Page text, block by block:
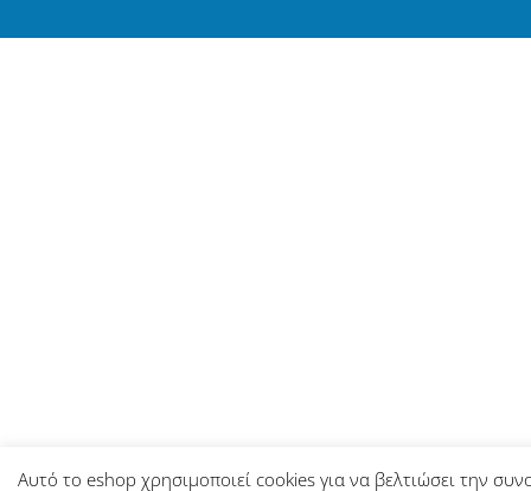
Αυτό το eshop χρησιμοποιεί cookies για να βελτιώσει την